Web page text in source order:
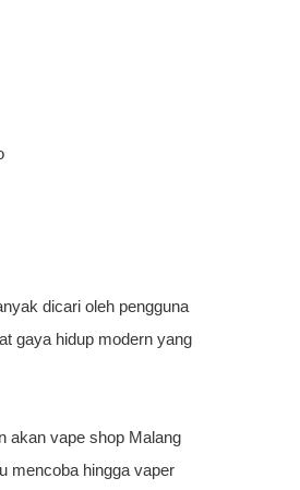
dicari oleh pengguna
gaya hidup modern yang
akan vape shop Malang
mencoba hingga vaper